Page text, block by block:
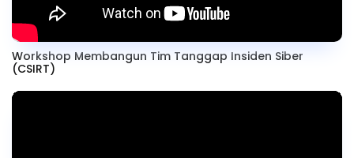
Workshop Membangun Tim Tanggap Insiden Siber
(CSIRT)